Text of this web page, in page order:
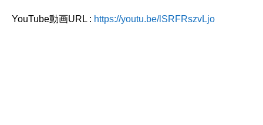
YouTube動画URL : https://youtu.be/lSRFRszvLjo